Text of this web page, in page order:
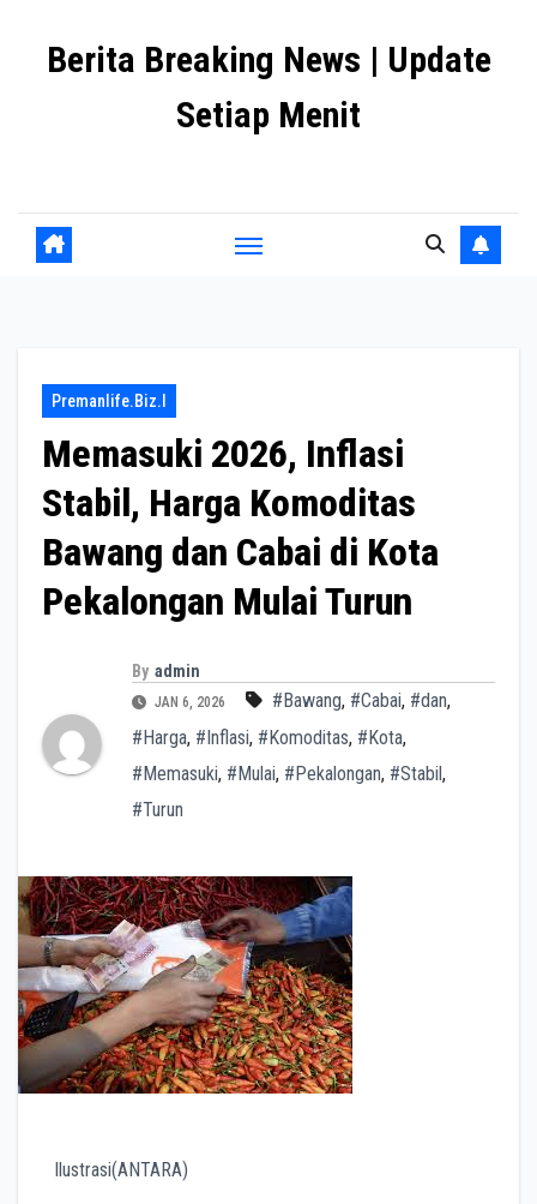
Berita Breaking News | Update
Setiap Menit
Premanlife.biz.i
Memasuki 2026, Inflasi
Stabil, Harga Komoditas
Bawang dan Cabai di Kota
Pekalongan Mulai Turun
By admin
JAN 6, 2026 #Bawang, #Cabai, #dan,
#Harga, #Inflasi, #Komoditas, #Kota,
#Memasuki, #Mulai, #Pekalongan, #Stabil,
#Turun
Ilustrasi(ANTARA)